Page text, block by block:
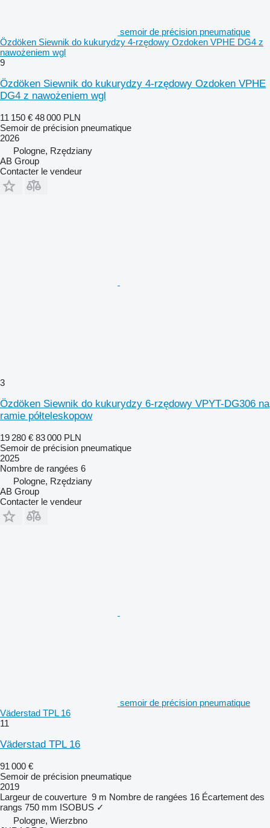
semoir de précision pneumatique
Özdöken Siewnik do kukurydzy 4-rzędowy Ozdoken VPHE DG4 z
nawożeniem wgl
9
Özdöken Siewnik do kukurydzy 4-rzędowy Ozdoken VPHE
DG4 z nawożeniem wgl
11 150 € 48 000 PLN
Semoir de précision pneumatique
2026
Pologne, Rzędziany
AB Group
Contacter le vendeur
3
Özdöken Siewnik do kukurydzy 6-rzędowy VPYT-DG306 na
ramie półteleskopow
19 280 € 83 000 PLN
Semoir de précision pneumatique
2025
Nombre de rangées 6
Pologne, Rzędziany
AB Group
Contacter le vendeur
semoir de précision pneumatique
Väderstad TPL 16
11
Väderstad TPL 16
91 000 €
Semoir de précision pneumatique
2019
Largeur de couverture 9 m Nombre de rangées 16 Écartement des
rangs 750 mm ISOBUS ✓
Pologne, Wierzbno